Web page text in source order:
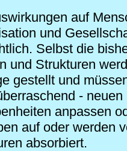
auf
und
Selbst die
und Strukturen
gestellt und
- neuen
anpassen
auf oder werden
absorbiert.